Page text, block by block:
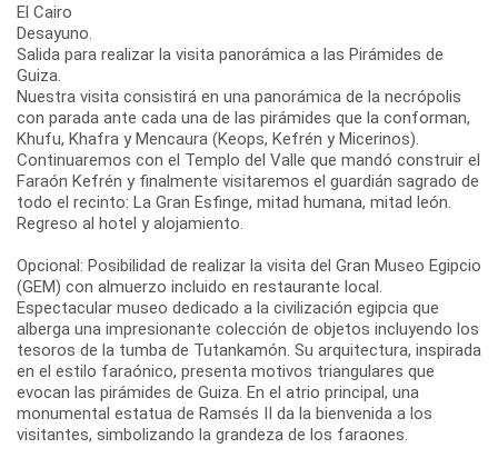
El Cairo
Desayuno.
Salida para realizar la visita panorámica a las Pirámides de
Guiza.
Nuestra visita consistirá en una panorámica de la necrópolis
con parada ante cada una de las pirámides que la conforman,
Khufu, Khafra y Mencaura (Keops, Kefrén y Micerinos).
Continuaremos con el Templo del Valle que mandó construir el
Faraón Kefrén y finalmente visitaremos el guardián sagrado de
todo el recinto: La Gran Esfinge, mitad humana, mitad león.
Regreso al hotel y alojamiento.
Opcional: Posibilidad de realizar la visita del Gran Museo Egipcio
(GEM) con almuerzo incluido en restaurante local.
Espectacular museo dedicado a la civilización egipcia que
alberga una impresionante colección de objetos incluyendo los
tesoros de la tumba de Tutankamón. Su arquitectura, inspirada
en el estilo faraónico, presenta motivos triangulares que
evocan las pirámides de Guiza. En el atrio principal, una
monumental estatua de Ramsés II da la bienvenida a los
visitantes, simbolizando la grandeza de los faraones.